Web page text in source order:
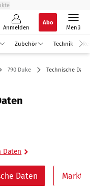
Anmelden
Abo
Menü
Zubehör Technik
790 Duke Technische
Daten
Daten Markt